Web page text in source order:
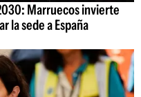
Marruecos invierte
la sede a España